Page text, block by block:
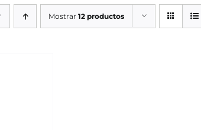
Mostrar12 productos